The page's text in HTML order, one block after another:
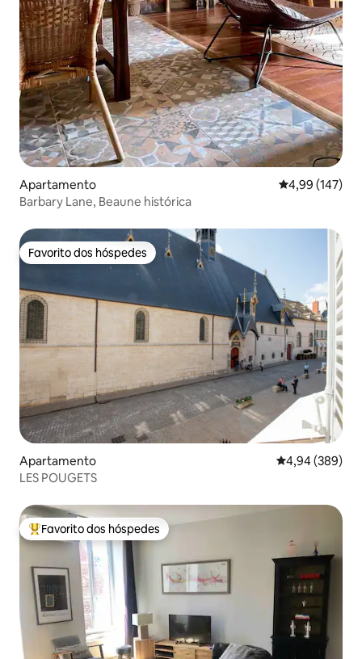
Apartamento Classificação
4,99 (147)
Barbary Lane, Beaune histórica
Favorito dos hóspedes
Favorito dos hóspedes
Apartamento Classificação
4,94 (389)
LES POUGETS
Favoritos dos hóspedes mais apreciados
Favorito dos hóspedes